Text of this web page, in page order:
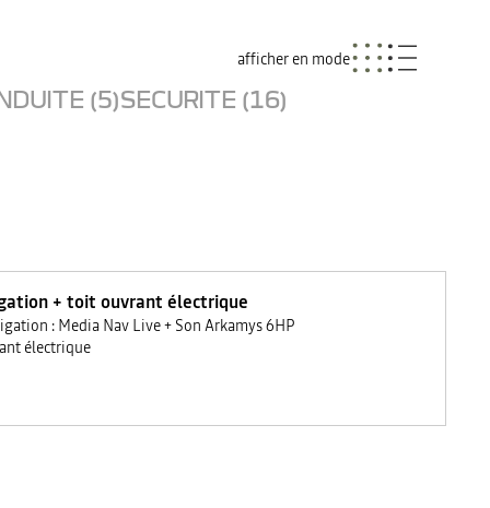
afficher en mode
(5)SECURITE (16)
+ toit ouvrant électrique
: Media Nav Live + Son Arkamys 6HP
électrique